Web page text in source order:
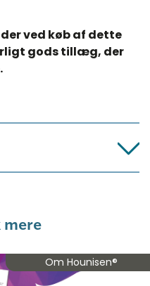
ved køb af dette
gods tillæg, der
mere
Om Hounisen®